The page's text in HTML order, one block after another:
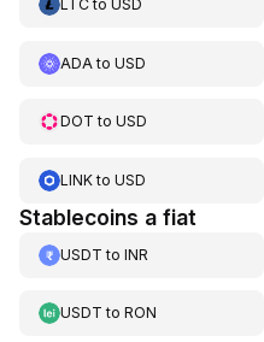
LTCto USD
ADA to USD
DOT to USD
LINKto USD
Stablecoins a fiat
USDT to INR
USDT to RON